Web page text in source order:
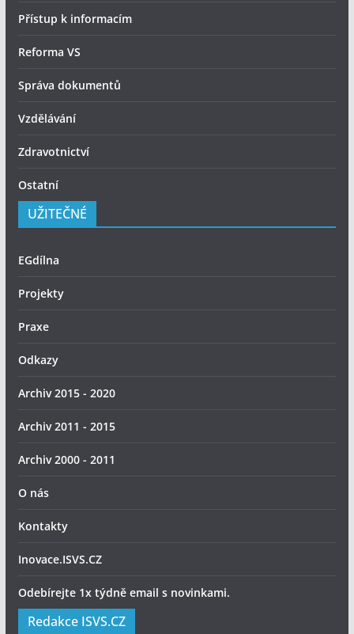
Přístup k informacím
Reforma VS
Správa dokumentů
Vzdělávání
Zdravotnictví
Ostatní
UŽITEČNÉ
EGdílna
Projekty
Praxe
Odkazy
Archiv 2015 - 2020
Archiv 2011 - 2015
Archiv 2000 - 2011
O nás
Kontakty
Inovace.ISVS.CZ
Odebírejte 1x týdně email s novinkami.
Redakce ISVS.CZ